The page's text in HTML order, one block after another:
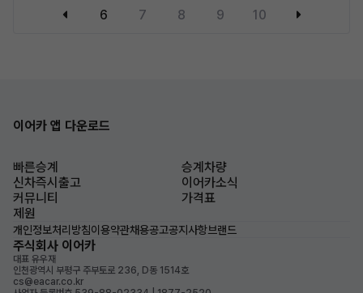
6 7 8 9 10
이어카 앱 다운로드
빠른승계
승계차량
신차즉시출고
이어카소식
커뮤니티
가격표
제원
개인정보처리방침이용약관채용공고공지사항브랜드
주식회사 이어카
대표 유우재
인천광역시 부평구 주부토로 236, D동 1514호
cs@eacar.co.kr